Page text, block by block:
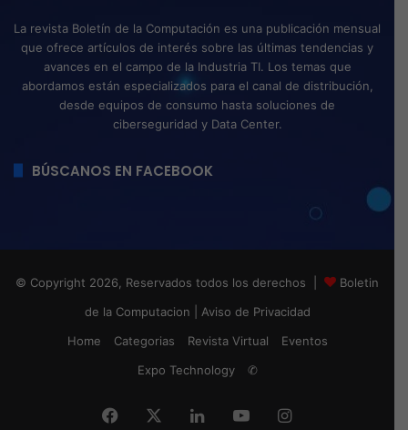
La revista Boletín de la Computación es una publicación mensual
que ofrece artículos de interés sobre las últimas tendencias y
avances en el campo de la Industria TI. Los temas que
abordamos están especializados para el canal de distribución,
desde equipos de consumo hasta soluciones de
ciberseguridad y Data Center.
BÚSCANOS EN FACEBOOK
© Copyright 2026, Reservados todos los derechos |
Boletin
de la Computacion
Aviso de Privacidad
Home
Categorias Revista Virtual
Eventos
Expo Technology
✆
Facebook LinkedInYouTubeInstagram